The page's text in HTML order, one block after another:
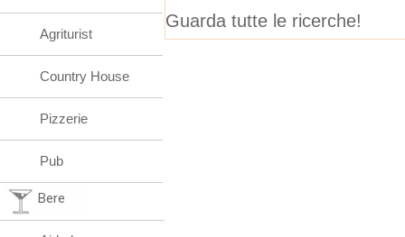
Guarda tutte le ricerche!
Agriturist
Country House
Pizzerie
Pub
Bere